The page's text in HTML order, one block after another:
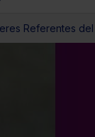
Referentes